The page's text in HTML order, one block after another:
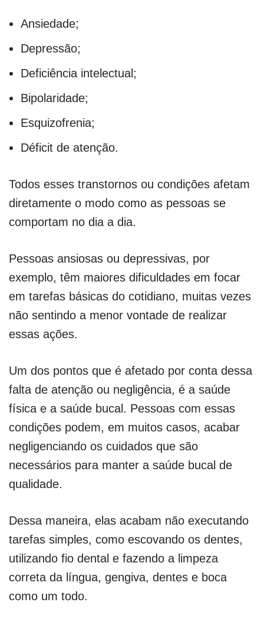
Ansiedade;
Depressão;
Deficiência intelectual;
Bipolaridade;
Esquizofrenia;
Déficit de atenção.
Todos esses transtornos ou condições afetam
diretamente o modo como as pessoas se
comportam no dia a dia.
Pessoas ansiosas ou depressivas, por
exemplo, têm maiores dificuldades em focar
em tarefas básicas do cotidiano, muitas vezes
não sentindo a menor vontade de realizar
essas ações.
Um dos pontos que é afetado por conta dessa
falta de atenção ou negligência, é a saúde
física e a saúde bucal. Pessoas com essas
condições podem, em muitos casos, acabar
negligenciando os cuidados que são
necessários para manter a saúde bucal de
qualidade.
Dessa maneira, elas acabam não executando
tarefas simples, como escovando os dentes,
utilizando fio dental e fazendo a limpeza
correta da língua, gengiva, dentes e boca
como um todo.